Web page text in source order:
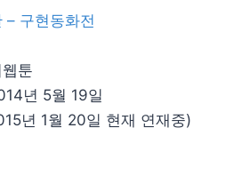
– 구현동화전
툰
년 5월 19일
년 1월 20일 현재 연재중)